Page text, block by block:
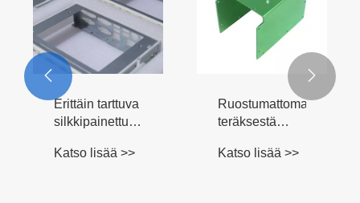
Erittäin tarttuva
silkkipainettu
Katso lisää >>
Ruostumattomasta
teräksestä
standardi
Katso lisää >>
 